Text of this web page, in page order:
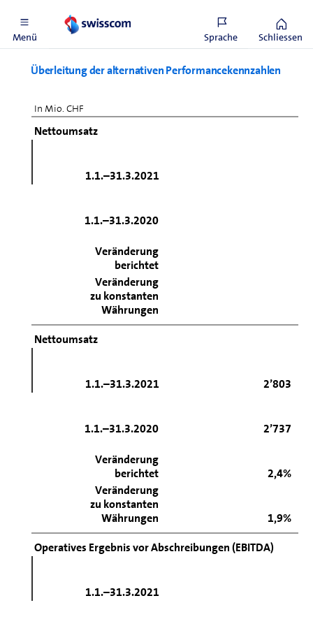
Menü Sprache Schliessen
Überleitung der alternativen Performancekennzahlen
In Mio. CHF
Nettoumsatz
1.1.–31.3.2021
1.1.–31.3.2020
Veränderung
berichtet
Veränderung
zu konstanten
Währungen
Nettoumsatz
1.1.–31.3.2021 2’803
1.1.–31.3.2020 2’737
Veränderung
berichtet
2,4%
Veränderung
zu konstanten
Währungen
1,9%
Operatives Ergebnis vor Abschreibungen (EBITDA)
1.1.–31.3.2021